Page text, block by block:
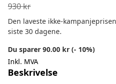
930kr
Den laveste ikke-
siste 30 dagene.
Du sparer 90.00 kr (- 10%)
Inkl. MVA
Beskrivelse